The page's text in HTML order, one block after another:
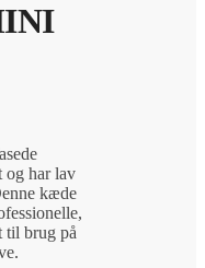
og har lav
kæde
til brug på